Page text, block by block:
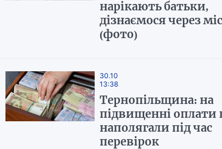
нарікають батьки,
дізнаємося через
(фото)
30.10
13:38
Тернопільщина: на
підвищенні оплати
наполягали під час
перевірок